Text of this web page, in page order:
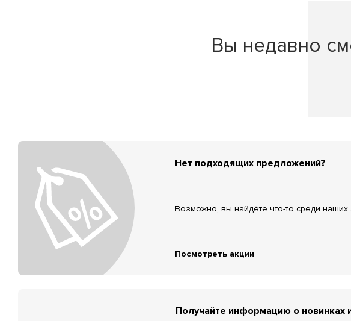
Вы недавно
Нет подходящих предложений?
Возможно, вы найдёте что-то среди наших
Посмотреть акции
Получайте информацию о новинках